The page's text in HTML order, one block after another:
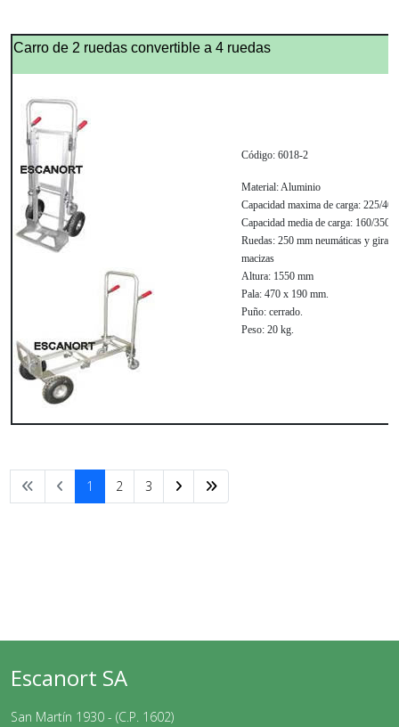
Carro de 2 ruedas convertible a 4 ruedas
Código: 6018-2
Material:Aluminio
Capacidad maxima de carga: 225/
Capacidad media de carga: 160/350
Ruedas: 250 mm neumáticas y
macizas
Altura: 1550 mm
Pala: 470 x 190 mm.
Puño: cerrado.
Peso: 20 kg.
1 2 3
Escanort SA
San Martín 1930 - (C.P. 1602)